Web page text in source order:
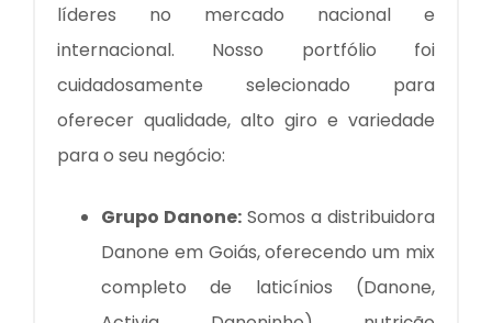
líderes no mercado nacional e
internacional. Nosso portfólio foi
cuidadosamente selecionado para
oferecer qualidade, alto giro e variedade
para o seu negócio:
Grupo Danone: Somos a distribuidora
Danone em Goiás, oferecendo um mix
completo de laticínios (Danone,